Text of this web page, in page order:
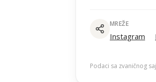
MREŽE
Instagram
Podaci sa zvaničnog